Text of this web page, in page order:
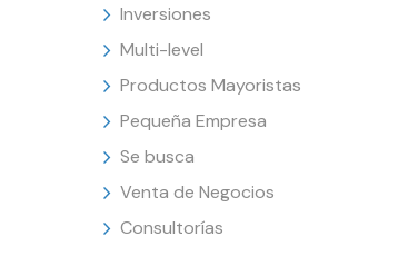
Inversiones
Multi-level
Productos Mayoristas
Pequeña Empresa
Se busca
Venta de Negocios
Consultorías